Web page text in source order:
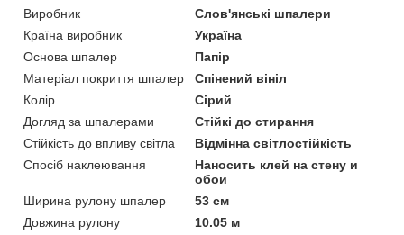
Виробник
Слов'янські шпалери
Країна виробник
Україна
Основа шпалер
Папір
Матеріал покриття шпалер
Спінений вініл
Колір
Сірий
Догляд за шпалерами
Стійкі до стирання
Стійкість до впливу світла
Відмінна світлостійкість
Спосіб наклеювання
Наносить клей на стену и
обои
Ширина рулону шпалер
53 см
Довжина рулону
10.05 м